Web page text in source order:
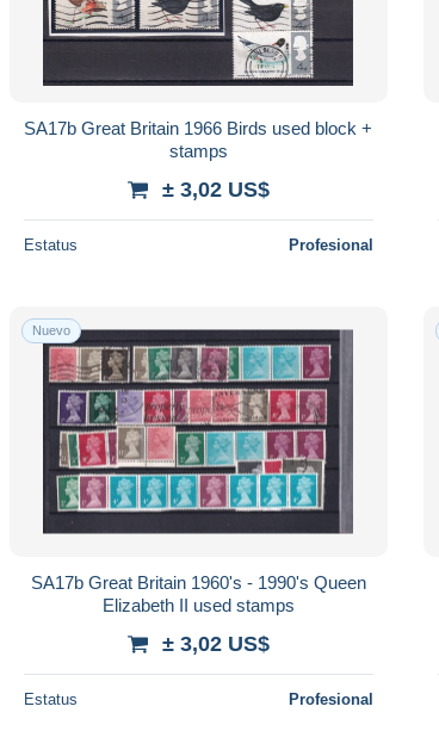
SA17b Great Britain 1966 Birds used block +
stamps
± 3,02 US$
Estatus Profesional
Nuevo
SA17b Great Britain 1960's - 1990's Queen
Elizabeth II used stamps
± 3,02 US$
Estatus Profesional